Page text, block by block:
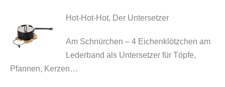
Hot-Hot-Hot, Der Untersetzer
Am Schnürchen – 4 Eichenklötzchen am
Lederband als Untersetzer für Töpfe,
Pfannen, Kerzen…